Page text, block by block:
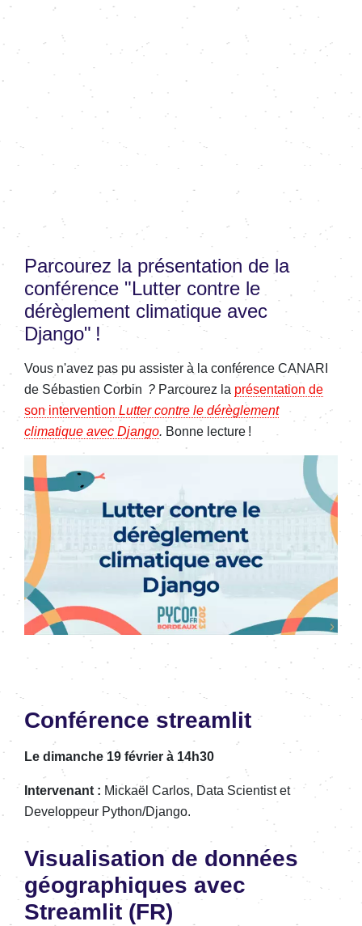
Parcourez la présentation de la
conférence "Lutter contre le
dérèglement climatique avec
Django" !
Vous n'avez pas pu assister à la conférence CANARI
de Sébastien Corbin ? Parcourez la présentation de
son intervention Lutter contre le dérèglement
climatique avec Django. Bonne lecture !
Conférence streamlit
Le dimanche 19 février à 14h30
Intervenant : Mickaël Carlos, Data Scientist et
Developpeur Python/Django.
Visualisation de données
géographiques avec
Streamlit (FR)